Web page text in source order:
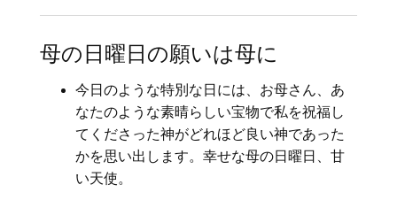
母の日曜日の願いは母に
今日のような特別な日には、お母さん、あ
なたのような素晴らしい宝物で私を祝福し
てくださった神がどれほど良い神であった
かを思い出します。幸せな母の日曜日、甘
い天使。